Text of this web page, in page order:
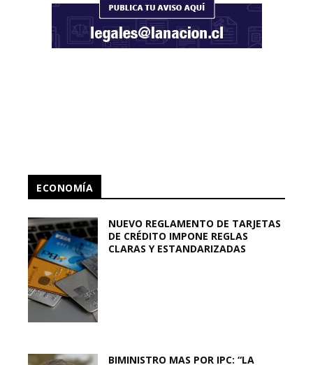
ECONOMÍA
NUEVO REGLAMENTO DE TARJETAS
DE CRÉDITO IMPONE REGLAS
CLARAS Y ESTANDARIZADAS
BIMINISTRO MAS POR IPC: “LA